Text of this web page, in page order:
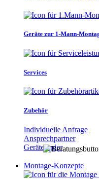
Geräte zur 1-Mann-
Services
Zubehör
Individuelle Anfrage
Ansprechpartner
Gerätefinder
Montage-Konzepte